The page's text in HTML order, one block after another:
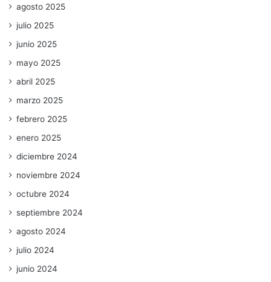
agosto 2025
julio 2025
junio 2025
mayo 2025
abril 2025
marzo 2025
febrero 2025
enero 2025
diciembre 2024
noviembre 2024
octubre 2024
septiembre 2024
agosto 2024
julio 2024
junio 2024